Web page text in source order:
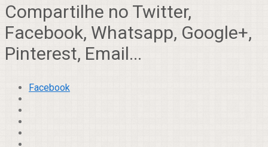
Compartilhe no Twitter,
Facebook, Whatsapp, Google+,
Pinterest, Email...
Facebook